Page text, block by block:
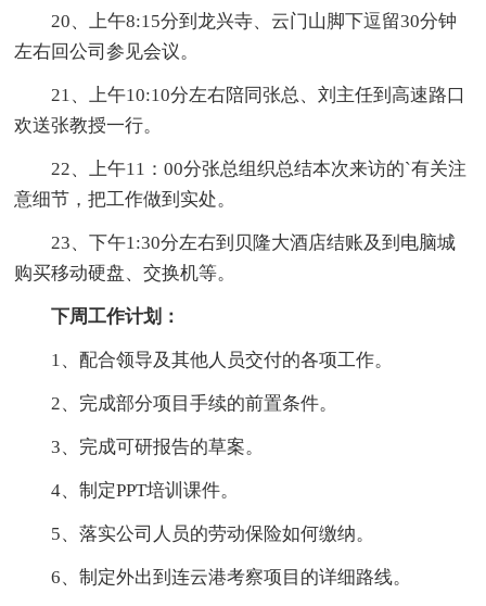
20、上午8:15分到龙兴寺、云门山脚下逗留30分钟
左右回公司参见会议。
21、上午10:10分左右陪同张总、刘主任到高速路口
欢送张教授一行。
22、上午11：00分张总组织总结本次来访的`有关注
意细节，把工作做到实处。
23、下午1:30分左右到贝隆大酒店结账及到电脑城
购买移动硬盘、交换机等。
下周工作计划：
1、配合领导及其他人员交付的各项工作。
2、完成部分项目手续的前置条件。
3、完成可研报告的草案。
4、制定PPT培训课件。
5、落实公司人员的劳动保险如何缴纳。
6、制定外出到连云港考察项目的详细路线。